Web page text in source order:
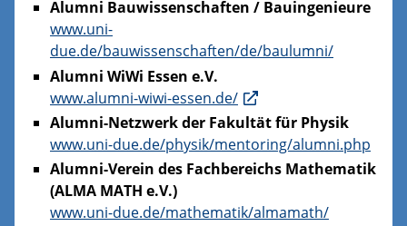
Alumni Bauwissenschaften / Bauingenieure
www.uni-
due.de/bauwissenschaften/de/baulumni/
Alumni WiWi Essen e.V.
www.alumni-wiwi-essen.de/
Alumni-Netzwerk der Fakultät für Physik
www.uni-due.de/physik/mentoring/alumni.php
Alumni-Verein des Fachbereichs Mathematik
(ALMA MATH e.V.)
www.uni-due.de/mathematik/almamath/